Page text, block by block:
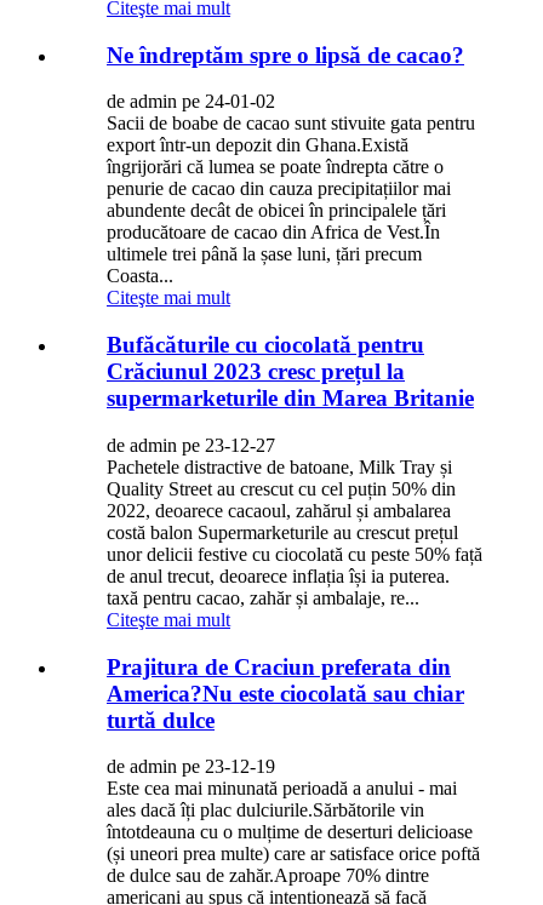
Citeşte mai mult
Ne îndreptăm spre o lipsă de cacao?
de admin pe 24-01-02
Sacii de boabe de cacao sunt stivuite gata pentru
export într-un depozit din Ghana.Există
îngrijorări că lumea se poate îndrepta către o
penurie de cacao din cauza precipitațiilor mai
abundente decât de obicei în principalele țări
producătoare de cacao din Africa de Vest.În
ultimele trei până la șase luni, țări precum
Coasta...
Citeşte mai mult
Bufăcăturile cu ciocolată pentru
Crăciunul 2023 cresc prețul la
supermarketurile din Marea Britanie
de admin pe 23-12-27
Pachetele distractive de batoane, Milk Tray și
Quality Street au crescut cu cel puțin 50% din
2022, deoarece cacaoul, zahărul și ambalarea
costă balon Supermarketurile au crescut prețul
unor delicii festive cu ciocolată cu peste 50% față
de anul trecut, deoarece inflația își ia puterea.
taxă pentru cacao, zahăr și ambalaje, re...
Citeşte mai mult
Prajitura de Craciun preferata din
America?Nu este ciocolată sau chiar
turtă dulce
de admin pe 23-12-19
Este cea mai minunată perioadă a anului - mai
ales dacă îți plac dulciurile.Sărbătorile vin
întotdeauna cu o mulțime de deserturi delicioase
(și uneori prea multe) care ar satisface orice poftă
de dulce sau de zahăr.Aproape 70% dintre
americani au spus că intenționează să facă